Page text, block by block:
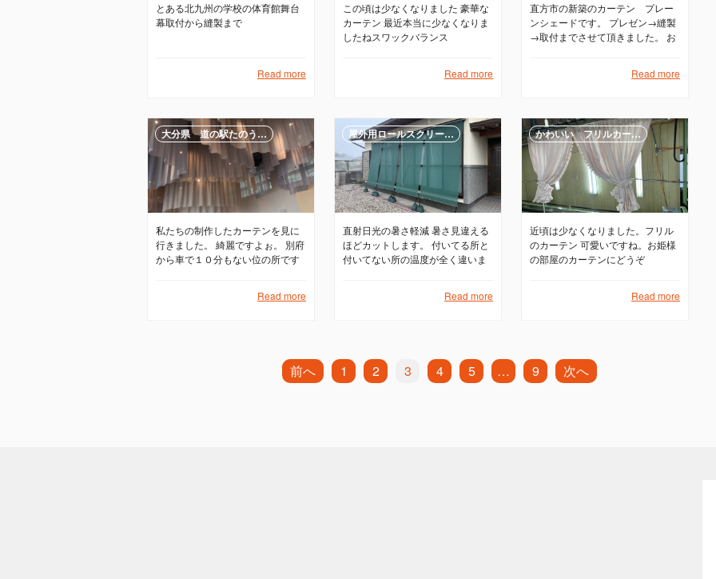
とある北九州の学校の体育館舞台
幕取付から縫製まで
Read more
この頃は少なくなりました 豪華な
カーテン 最近本当に少なくなりま
したねスワックバランス
Read more
直方市の新築のカーテン プレー
ンシェードです。 プレゼン→縫製
→取付までさせて頂きました。 お
Read more
大分県 道の駅たのう…
私たちの制作したカーテンを見に
行きました。 綺麗ですよぉ。 別府
から車で１０分もない位の所です
Read more
屋外用ロールスクリー…
直射日光の暑さ軽減 暑さ見違える
ほどカットします。 付いてる所と
付いてない所の温度が全く違いま
ンを付けるとばっちりエアコンの
Read more
かわいい フリルカー…
近頃は少なくなりました。フリル
のカーテン 可愛いですね。お姫様
の部屋のカーテンにどうぞ
Read more
前へ 1 2 3 4 5 … 9 次へ